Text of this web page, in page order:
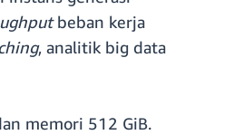
beban kerja
, analitik big data
memori 512 GiB.